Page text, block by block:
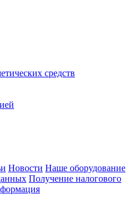
средств
Новости Наше оборудование
Получение налогового